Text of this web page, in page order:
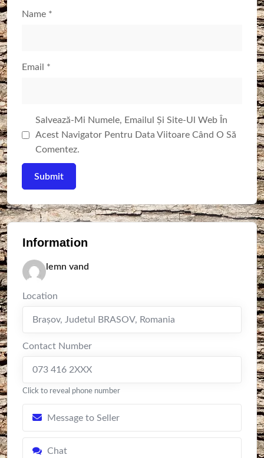
Name *
Email *
Salvează-Mi Numele, Emailul Și Site-Ul Web În
Acest Navigator Pentru Data Viitoare Când O Să
Comentez.
Information
lemn vand
Location
Braşov, Judetul BRASOV, Romania
Contact Number
073 416 2XXX
Click to reveal phone number
Message to Seller
Chat